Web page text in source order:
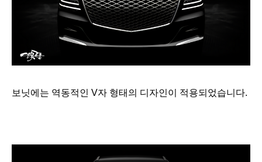
보닛에는 역동적인 V자 형태의 디자인이 적용되었습니다.